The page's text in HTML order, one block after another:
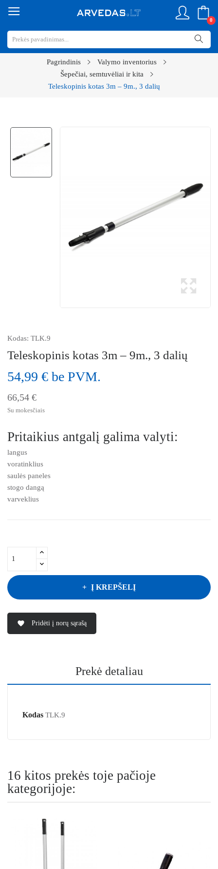
0
Pagrindinis
Valymo inventorius
Šepečiai, semtuvėliai ir kita
Teleskopinis kotas 3m – 9m., 3 dalių
Kodas: TLK.9
Teleskopinis kotas 3m – 9m., 3 dalių
54,99 € be PVM.
66,54 €
Su mokesčiais
Pritaikius antgalį galima valyti:
langus
voratinklius
saulės paneles
stogo dangą
varveklius
Į KREPŠELĮ
favorite Pridėti į norų sąrašą
Prekė detaliau
Kodas TLK.9
16 kitos prekės toje pačioje
kategorijoje: